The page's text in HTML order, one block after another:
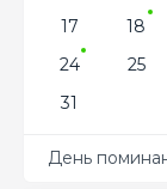
17
18
24
25
31
День